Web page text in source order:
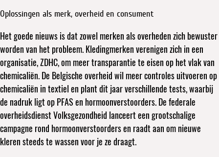
Oplossingen als merk, overheid en consument
Het goede nieuws is dat zowel merken als overheden zich bewuster
worden van het probleem. Kledingmerken verenigen zich in een
organisatie, ZDHC, om meer transparantie te eisen op het vlak van
chemicaliën. De Belgische overheid wil meer controles uitvoeren op
chemicaliën in textiel en plant dit jaar verschillende tests, waarbij
de nadruk ligt op PFAS en hormoonverstoorders. De federale
overheidsdienst Volksgezondheid lanceert een grootschalige
campagne rond hormoonverstoorders en raadt aan om nieuwe
kleren steeds te wassen voor je ze draagt.